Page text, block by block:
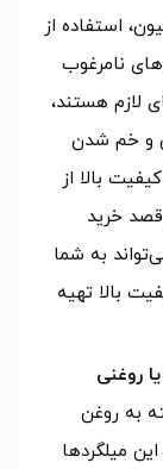
استفاده از
نامرغوب
لازم هستند،
و خم شدن
بالا از
خرید
به شما
بالا تهیه
روغنی
به روغن
میلگردها